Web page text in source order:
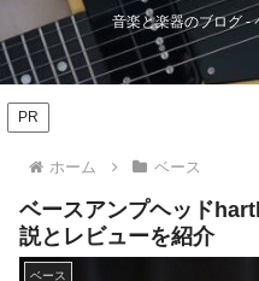
音楽と楽器のブログ -
PR
ホーム ベース
ベースアンプヘッド
説とレビューを紹介
ベース